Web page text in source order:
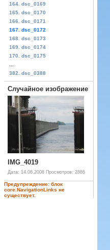
164. dsc_0169
165. dsc_0170
166. dsc_0171
167. dsc_0172
168. dsc_0173
169. dsc_0174
170. dsc_0175
382. dsc_0388
Случайное изображение
IMG_4019
Дата: 14.08.2008 Просмотров: 2886
Предупреждение: блок
core.NavigationLinks не
существует.